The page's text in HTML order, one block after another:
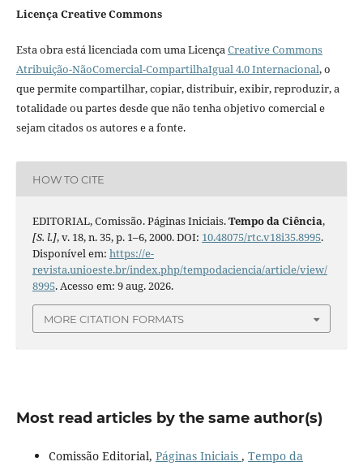
Licença Creative Commons
Esta obra está licenciada com uma LicençaCreative Commons
Atribuição-NãoComercial-CompartilhaIgual 4.0 Internacional, o
que permite compartilhar, copiar, distribuir, exibir, reproduzir, a
totalidade ou partes desde que não tenha objetivo comercial e
sejam citados os autores e a fonte.
HOW TO CITE
EDITORIAL, Comissão. Páginas Iniciais.Tempo da Ciência,
[S. l.], v. 18, n. 35, p. 1–6, 2000. DOI: 10.48075/rtc.v18i35.8995.
Disponível em: https://e-
revista.unioeste.br/index.php/tempodaciencia/article/view/
8995. Acesso em: 9 aug. 2026.
MORE CITATION FORMATS
Most read articles by the same author(s)
Comissão Editorial, Páginas Iniciais , Tempo da